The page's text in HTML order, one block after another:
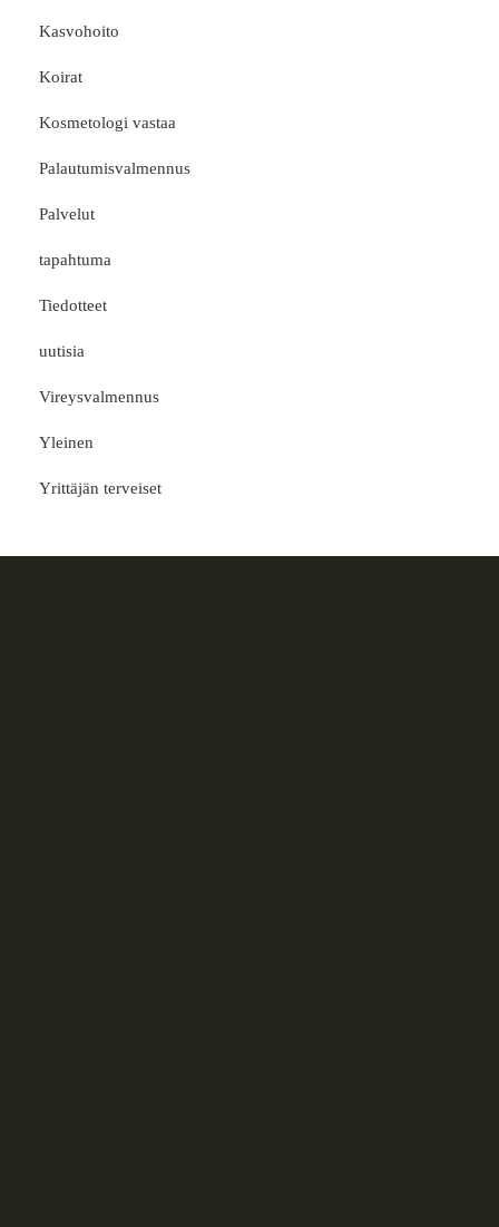
Kasvohoito
Koirat
Kosmetologi vastaa
Palautumisvalmennus
Palvelut
tapahtuma
Tiedotteet
uutisia
Vireysvalmennus
Yleinen
Yrittäjän terveiset